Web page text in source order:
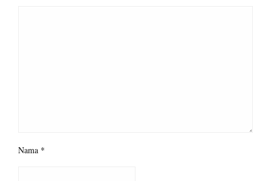
Nama *